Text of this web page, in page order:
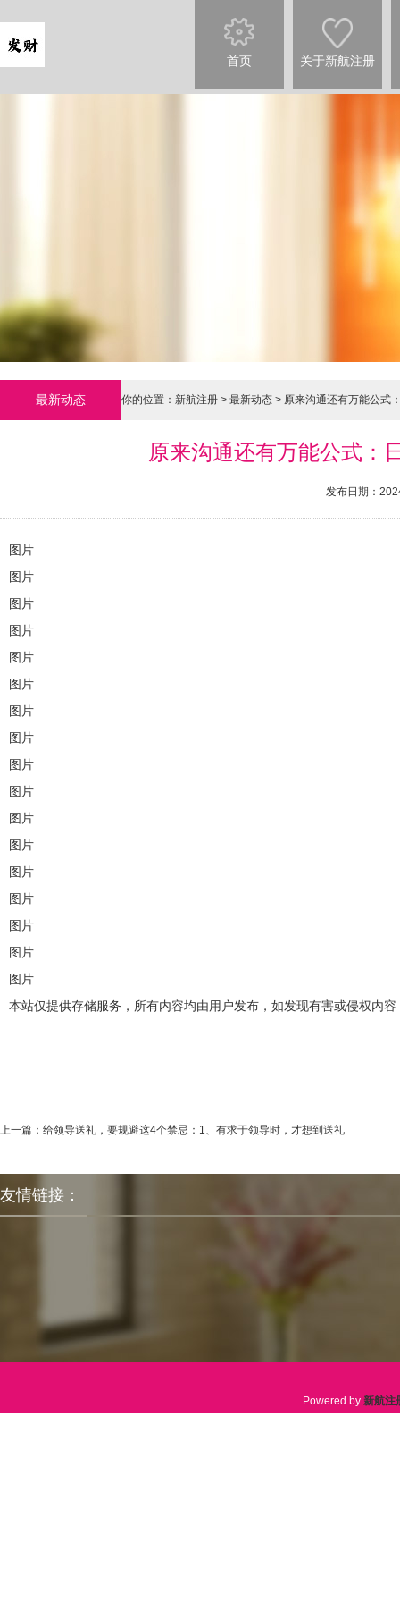
首页 关于新航注册
最新动态 你的位置： 新航注册 > 最新动态 > 原来沟通还有万能公式
原来沟通还有万能公式：
发布日期：
图片
图片
图片
图片
图片
图片
图片
图片
图片
图片
图片
图片
图片
图片
图片
图片
图片
本站仅提供存储服务，所有内容均由用户发布，如发现有害或侵权内
上一篇： 给领导送礼，要规避这4个禁忌：1、有求于领导时，才想到送礼
友情链接：
Powered by 新航注